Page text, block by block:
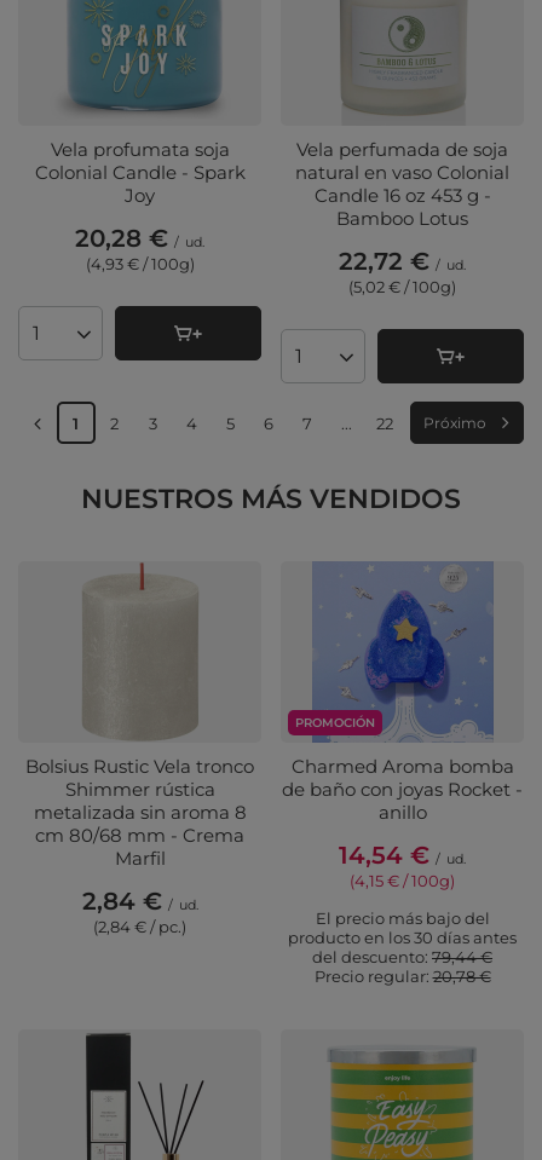
Vela profumata soja
Colonial Candle - Spark
Joy
20,28 € / ud.
(4,93 € / 100g)
Cantidad de productos
Vela perfumada de soja
natural en vaso Colonial
Candle 16 oz 453 g -
Bamboo Lotus
22,72 € / ud.
(5,02 € / 100g)
Cantidad de productos
1 2 3 4 5 6 7 ... 22 Próximo
NUESTROS MÁS VENDIDOS
Bolsius Rustic Vela tronco
Shimmer rústica
metalizada sin aroma 8
cm 80/68 mm - Crema
Marfil
2,84 € / ud.
(2,84 € / pc.)
PROMOCIÓN
Charmed Aroma bomba
de baño con joyas Rocket -
anillo
14,54 € / ud.
(4,15 € / 100g)
El precio más bajo del
producto en los 30 días antes
del descuento: 79,44 €
Precio regular:20,78 €